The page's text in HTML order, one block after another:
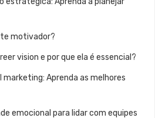
motivador?
vision e por que ela é essencial?
marketing: Aprenda as melhores
emocional para lidar com equipes